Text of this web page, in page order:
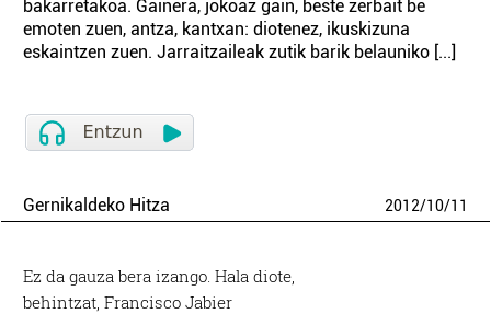
bakarretakoa. Gainera, jokoaz gain, beste zerbait be
emoten zuen, antza, kantxan: diotenez, ikuskizuna
eskaintzen zuen. Jarraitzaileak zutik barik belauniko [...]
Gernikaldeko Hitza 2012/10/11
Ez da gauza bera izango. Hala diote,
behintzat, Francisco Jabier